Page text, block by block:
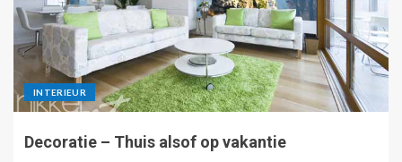
INTERIEUR
Decoratie – Thuis alsof op vakantie